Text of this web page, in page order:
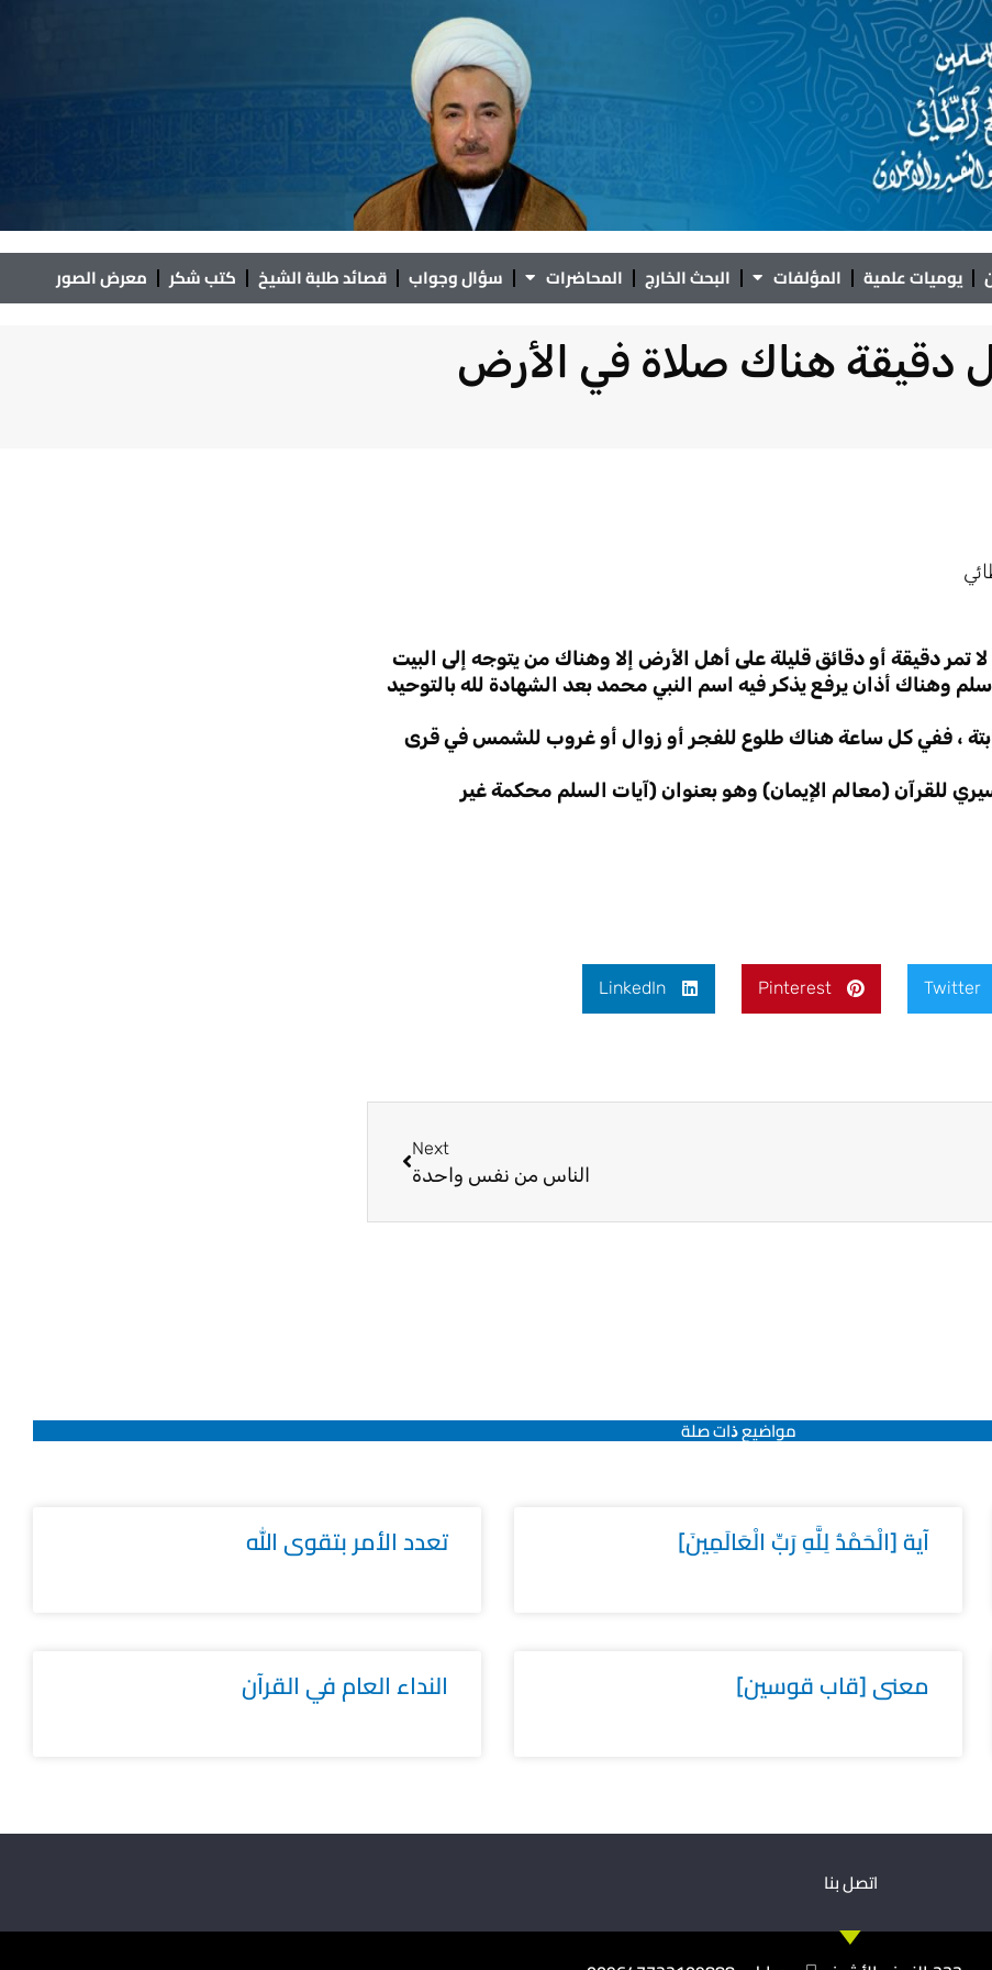
يوميات علمية المؤلفات البحث الخارج المحاضرات سؤال وجواب قصائد طلبة الشيخ كتب شكر معرض الصور
دقيقة هناك صلاة في الأرض
دقيقة أو دقائق قليلة على أهل الأرض إلا وهناك من يتوجه إلى البيت
وهناك أذان يرفع يذكر فيه اسم النبي محمد بعد الشهادة لله بالتوحيد
، ففي كل ساعة هناك طلوع للفجر أو زوال أو غروب للشمس في قرى
للقرآن (معالم الإيمان) وهو بعنوان (آيات السلم محكمة غير
Twitter
Pinterest
LinkedIn
Next
الناس من نفس واحدة
مواضيع ﺫات صلة
آية [الْحَمْدُ لِلَّهِ رَبِّ الْعَالَمِينَ] تعدد الأمر بتقوى الله
معنى [قاب قوسين] النداء العام في القرآن
اتصل بنا